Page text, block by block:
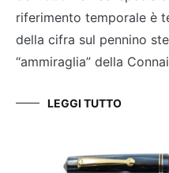
riferimento temporale è
della cifra sul pennino
“ammiraglia” della
LEGGI TUTTO